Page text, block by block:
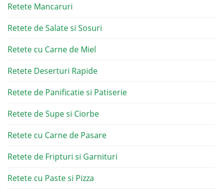
Retete Mancaruri
Retete de Salate si Sosuri
Retete cu Carne de Miel
Retete Deserturi Rapide
Retete de Panificatie si Patiserie
Retete de Supe si Ciorbe
Retete cu Carne de Pasare
Retete de Fripturi si Garnituri
Retete cu Paste si Pizza